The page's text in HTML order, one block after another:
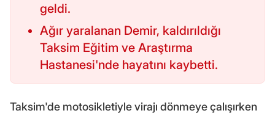
geldi.
Ağır yaralanan Demir, kaldırıldığı
Taksim Eğitim ve Araştırma
Hastanesi'nde hayatını kaybetti.
Taksim'de motosikletiyle virajı dönmeye çalışırken